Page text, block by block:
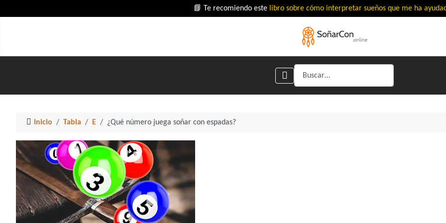
📘 Te recomiendo este libro sobre cómo interpretar sueños que me ha
Buscar
Inicio Tabla E ¿Qué número juega soñar con espadas?